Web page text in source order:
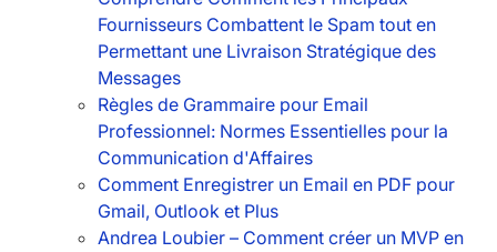
Fournisseurs Combattent le Spam tout en
Permettant une Livraison Stratégique des
Messages
Règles de Grammaire pour Email
Professionnel: Normes Essentielles pour la
Communication d'Affaires
Comment Enregistrer un Email en PDF pour
Gmail, Outlook et Plus
Andrea Loubier – Comment créer un MVP en